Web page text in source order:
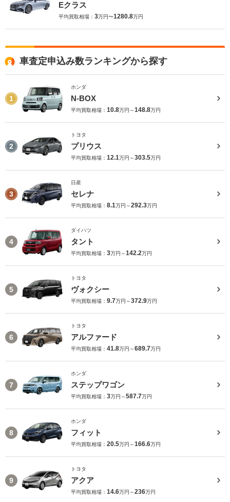
Eクラス
平均買取相場： 3万円〜1280.8万円
車査定申込み数ランキングから探す
1
ホンダ
N-BOX
平均買取相場： 10.8万円～148.8万円
2
トヨタ
プリウス
平均買取相場： 12.1万円～303.5万円
3
日産
セレナ
平均買取相場： 8.1万円～292.3万円
4
ダイハツ
タント
平均買取相場： 3万円～142.2万円
5
トヨタ
ヴォクシー
平均買取相場： 9.7万円～372.9万円
6
トヨタ
アルファード
平均買取相場： 41.8万円～689.7万円
7
ホンダ
ステップワゴン
平均買取相場： 3万円～587.7万円
8
ホンダ
フィット
平均買取相場： 20.5万円～166.6万円
9
トヨタ
アクア
平均買取相場： 14.6万円～236万円